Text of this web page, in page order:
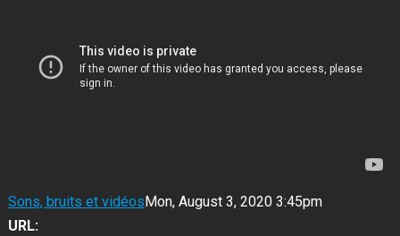
Sons, bruits et vidéos Mon, August 3, 2020 3:45pm
URL: